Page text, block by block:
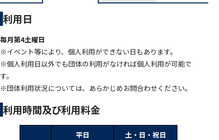
利用日
毎月第4土曜日
※イベント等により、個人利用ができない日もあります。
※個人利用日以外でも団体の利用がなければ個人利用が可能で
す。
※団体利用状況については、あらかじめお問合わせください。
利用時間及び利用料金
平日 土・日・祝日